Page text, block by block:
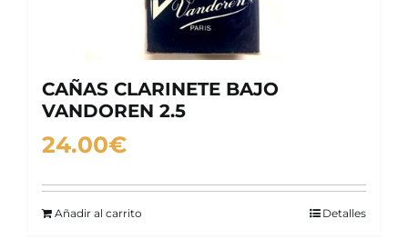
CAÑAS CLARINETE BAJO
VANDOREN 2.5
24.00€
Añadir al carrito Detalles